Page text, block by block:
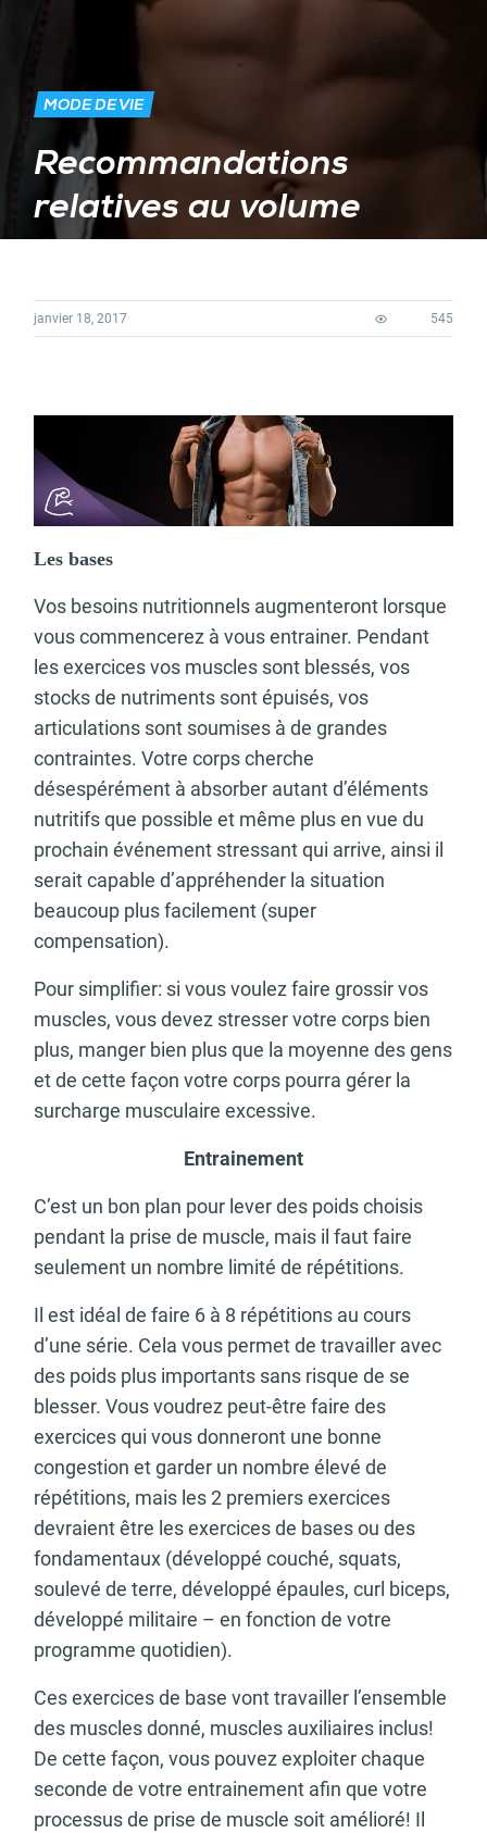
MODE DE VIE
Recommandations
relatives au volume
janvier 18, 2017 545
Les bases
Vos besoins nutritionnels augmenteront lorsque
vous commencerez à vous entrainer. Pendant
les exercices vos muscles sont blessés, vos
stocks de nutriments sont épuisés, vos
articulations sont soumises à de grandes
contraintes. Votre corps cherche
désespérément à absorber autant d’éléments
nutritifs que possible et même plus en vue du
prochain événement stressant qui arrive, ainsi il
serait capable d’appréhender la situation
beaucoup plus facilement (super
compensation).
Pour simplifier: si vous voulez faire grossir vos
muscles, vous devez stresser votre corps bien
plus, manger bien plus que la moyenne des gens
et de cette façon votre corps pourra gérer la
surcharge musculaire excessive.
Entrainement
C’est un bon plan pour lever des poids choisis
pendant la prise de muscle, mais il faut faire
seulement un nombre limité de répétitions.
Il est idéal de faire 6 à 8 répétitions au cours
d’une série. Cela vous permet de travailler avec
des poids plus importants sans risque de se
blesser. Vous voudrez peut-être faire des
exercices qui vous donneront une bonne
congestion et garder un nombre élevé de
répétitions, mais les 2 premiers exercices
devraient être les exercices de bases ou des
fondamentaux (développé couché, squats,
soulevé de terre, développé épaules, curl biceps,
développé militaire – en fonction de votre
programme quotidien).
Ces exercices de base vont travailler l’ensemble
des muscles donné, muscles auxiliaires inclus!
De cette façon, vous pouvez exploiter chaque
seconde de votre entrainement afin que votre
processus de prise de muscle soit amélioré! Il